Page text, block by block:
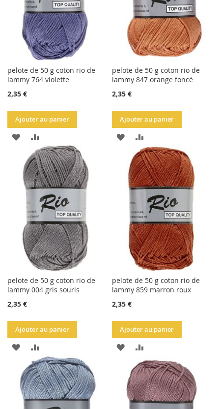
pelote de 50 g coton rio de
lammy 764 violette
2,35 €
Ajouter au panier
AJOUTER
LA
LISTE
D'ACHATS
AU
COMPARATEUR
pelote de 50 g coton rio de
lammy 847 orange foncé
2,35 €
Ajouter au panier
AJOUTER
LA
LISTE
D'ACHATS
AU
COMPARATEUR
pelote de 50 g coton rio de
lammy 004 gris souris
2,35 €
Ajouter au panier
AJOUTER
LA
LISTE
AU
COMPARATEUR
pelote de 50 g coton rio de
lammy 859 marron roux
2,35 €
Ajouter au panier
AJOUTER
LA
LISTE
AU
COMPARATEUR